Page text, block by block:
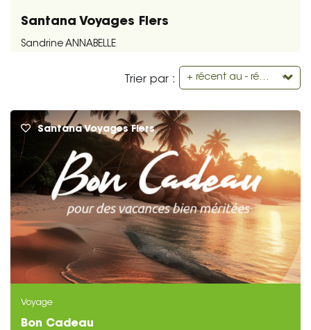
Santana Voyages Flers
Sandrine ANNABELLE
Trier par : + récent au - récent
Santana Voyages Flers
Voyage
Bon Cadeau